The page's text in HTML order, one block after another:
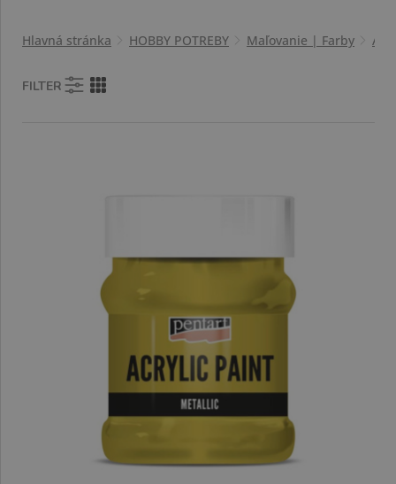
Hlavná stránka HOBBY POTREBY Maľovanie | Farby
FILTER